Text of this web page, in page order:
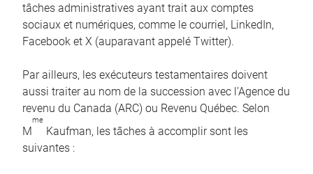
tâches administratives ayant trait aux comptes
sociaux et numériques, comme le courriel, LinkedIn,
Facebook et X (auparavant appelé Twitter).
Par ailleurs, les exécuteurs testamentaires doivent
aussi traiter au nom de la succession avec l’Agence du
revenu du Canada (ARC) ou Revenu Québec. Selon
M
me
Kaufman, les tâches à accomplir sont les
suivantes :